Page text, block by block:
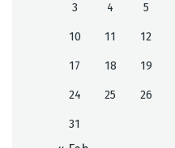
3 4 5
10 11 12
17 18 19
24 25 26
31